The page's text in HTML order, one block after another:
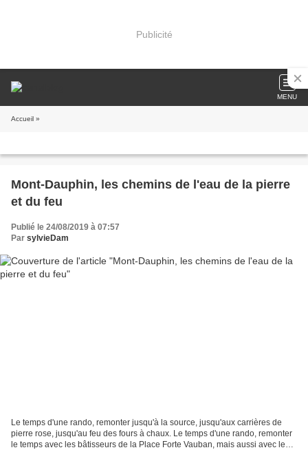
Publicité
MENU
Accueil »
Mont-Dauphin, les chemins de l'eau de la pierre
et du feu
Publié le 24/08/2019 à 07:57
Par sylvieDam
Le temps d'une rando, remonter jusqu'à la source, jusqu'aux carrières de
pierre rose, jusqu'au feu des fours à chaux. Le temps d'une rando, remonter
le temps avec les bâtisseurs de la Place Forte Vauban, mais aussi avec les